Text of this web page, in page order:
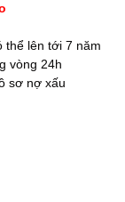
thể lên tới 7 năm
vòng 24h
sơ nợ xấu